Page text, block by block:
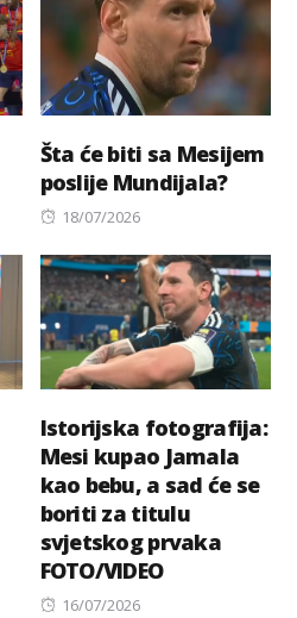
Šta će biti sa Mesijem
poslije Mundijala?
Posted
18/07/2026
Istorijska fotografija:
Mesi kupao Jamala
kao bebu, a sad će se
boriti za titulu
svjetskog prvaka
FOTO/VIDEO
Posted
16/07/2026